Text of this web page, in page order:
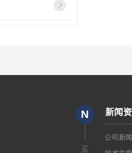
N 新闻
公司新